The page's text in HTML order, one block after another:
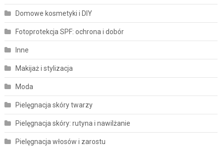
Domowe kosmetyki i DIY
Fotoprotekcja SPF: ochrona i dobór
Inne
Makijaż i stylizacja
Moda
Pielęgnacja skóry twarzy
Pielęgnacja skóry: rutyna i nawilżanie
Pielęgnacja włosów i zarostu